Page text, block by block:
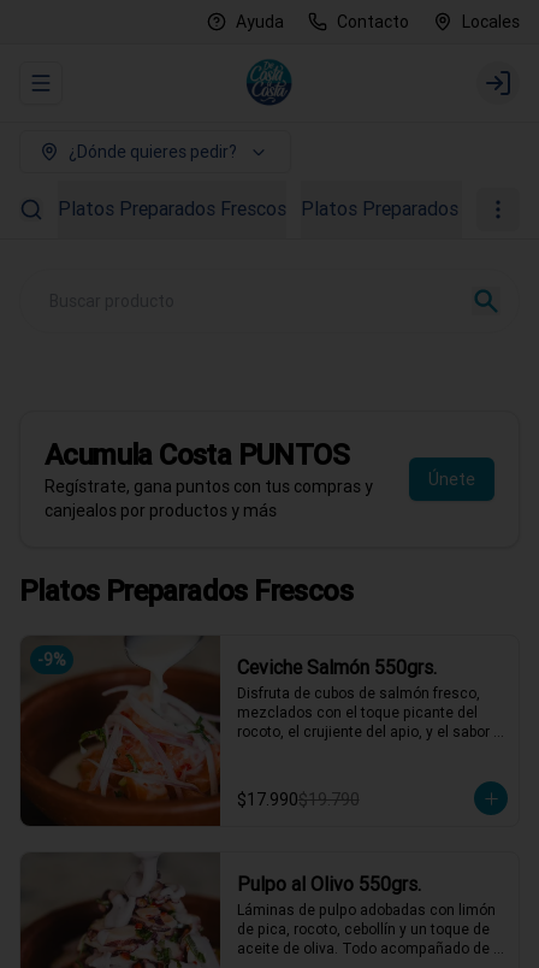
Ayuda Contacto Locales
Abrir menu de navegación Login
¿Dónde quieres pedir?
Platos Preparados Frescos Platos Preparados
Pedir ahora
Acumula Costa PUNTOS
Regístrate, gana puntos con tus compras y
canjealos por productos y más
Únete
Platos Preparados Frescos
-9% Ceviche Salmón 550grs.
Disfruta de cubos de salmón fresco,
mezclados con el toque picante del
rocoto, el crujiente del apio, y el sabor
nuestra leche de tigre, que le da ese
punch perfecto. ¡Ideal para esos
hasta 4 picotean!
*El peso neto corresponde al producto
en su presentación completa, salsas o
acompañamientos incluidos.
$17.990$19.790
Pulpo al Olivo 550grs.
Láminas de pulpo adobadas con limón
de pica, rocoto, cebollín y un toque de
aceite de oliva. Todo acompañado de